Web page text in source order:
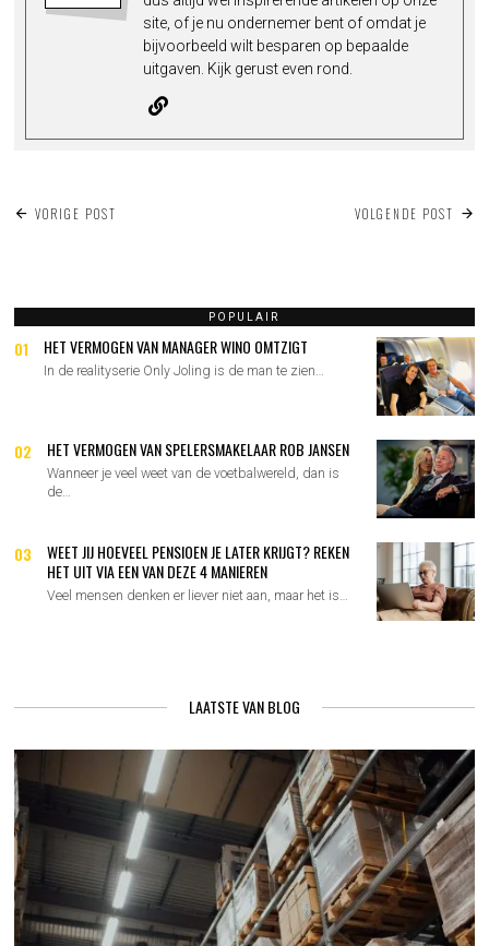
site, of je nu ondernemer bent of omdat je
bijvoorbeeld wilt besparen op bepaalde
uitgaven. Kijk gerust even rond.
BERICHT
VORIGE POST VOLGENDE POST
POPULAIR
01 HET VERMOGEN VAN MANAGER WINO OMTZIGT
In de realityserie Only Joling is de man te zien…
02 HET VERMOGEN VAN SPELERSMAKELAAR ROB JANSEN
Wanneer je veel weet van de voetbalwereld, dan is
de…
03
WEET JIJ HOEVEEL PENSIOEN JE LATER KRIJGT? REKEN
HET UIT VIA EEN VAN DEZE 4 MANIEREN
Veel mensen denken er liever niet aan, maar het is…
LAATSTE VAN BLOG